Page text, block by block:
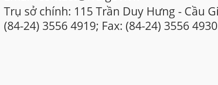
Trụ sở chính: 115 Trần Duy Hưng - Cầu
(84-24) 3556 4919; Fax: (84-24) 3556 4930